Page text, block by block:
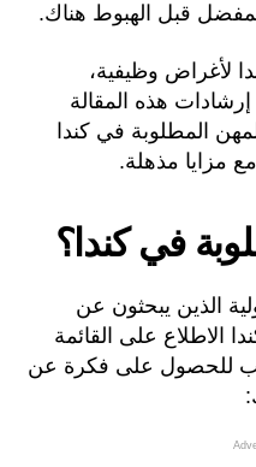
قبل الهبوط هناك.
لأغراض وظيفية،
هذه المقالة
المطلوبة في كندا
مزايا مذهلة.
في كندا؟
الذين يبحثون عن
الاطلاع على القائمة
للحصول على فكرة عن